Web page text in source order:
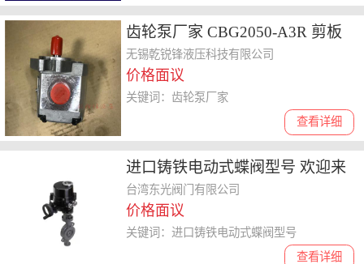
齿轮泵厂家 CBG2050-A3R 剪板
机齿轮泵
无锡乾锐锋液压科技有限公司
价格面议
查看详细
关键词：齿轮泵厂家
进口铸铁电动式蝶阀型号 欢迎来
电详谈
台湾东光阀门有限公司
价格面议
查看详细
关键词：进口铸铁电动式蝶阀型号